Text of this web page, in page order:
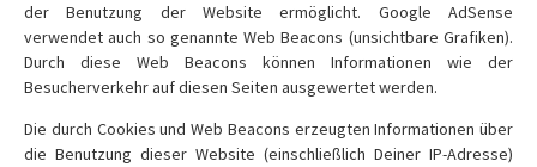
der Benutzung der Website ermöglicht. Google AdSense
verwendet auch so genannte Web Beacons (unsichtbare Grafiken).
Durch diese Web Beacons können Informationen wie der
Besucherverkehr auf diesen Seiten ausgewertet werden.
Die durch Cookies und Web Beacons erzeugten Informationen über
die Benutzung dieser Website (einschließlich Deiner IP-Adresse)